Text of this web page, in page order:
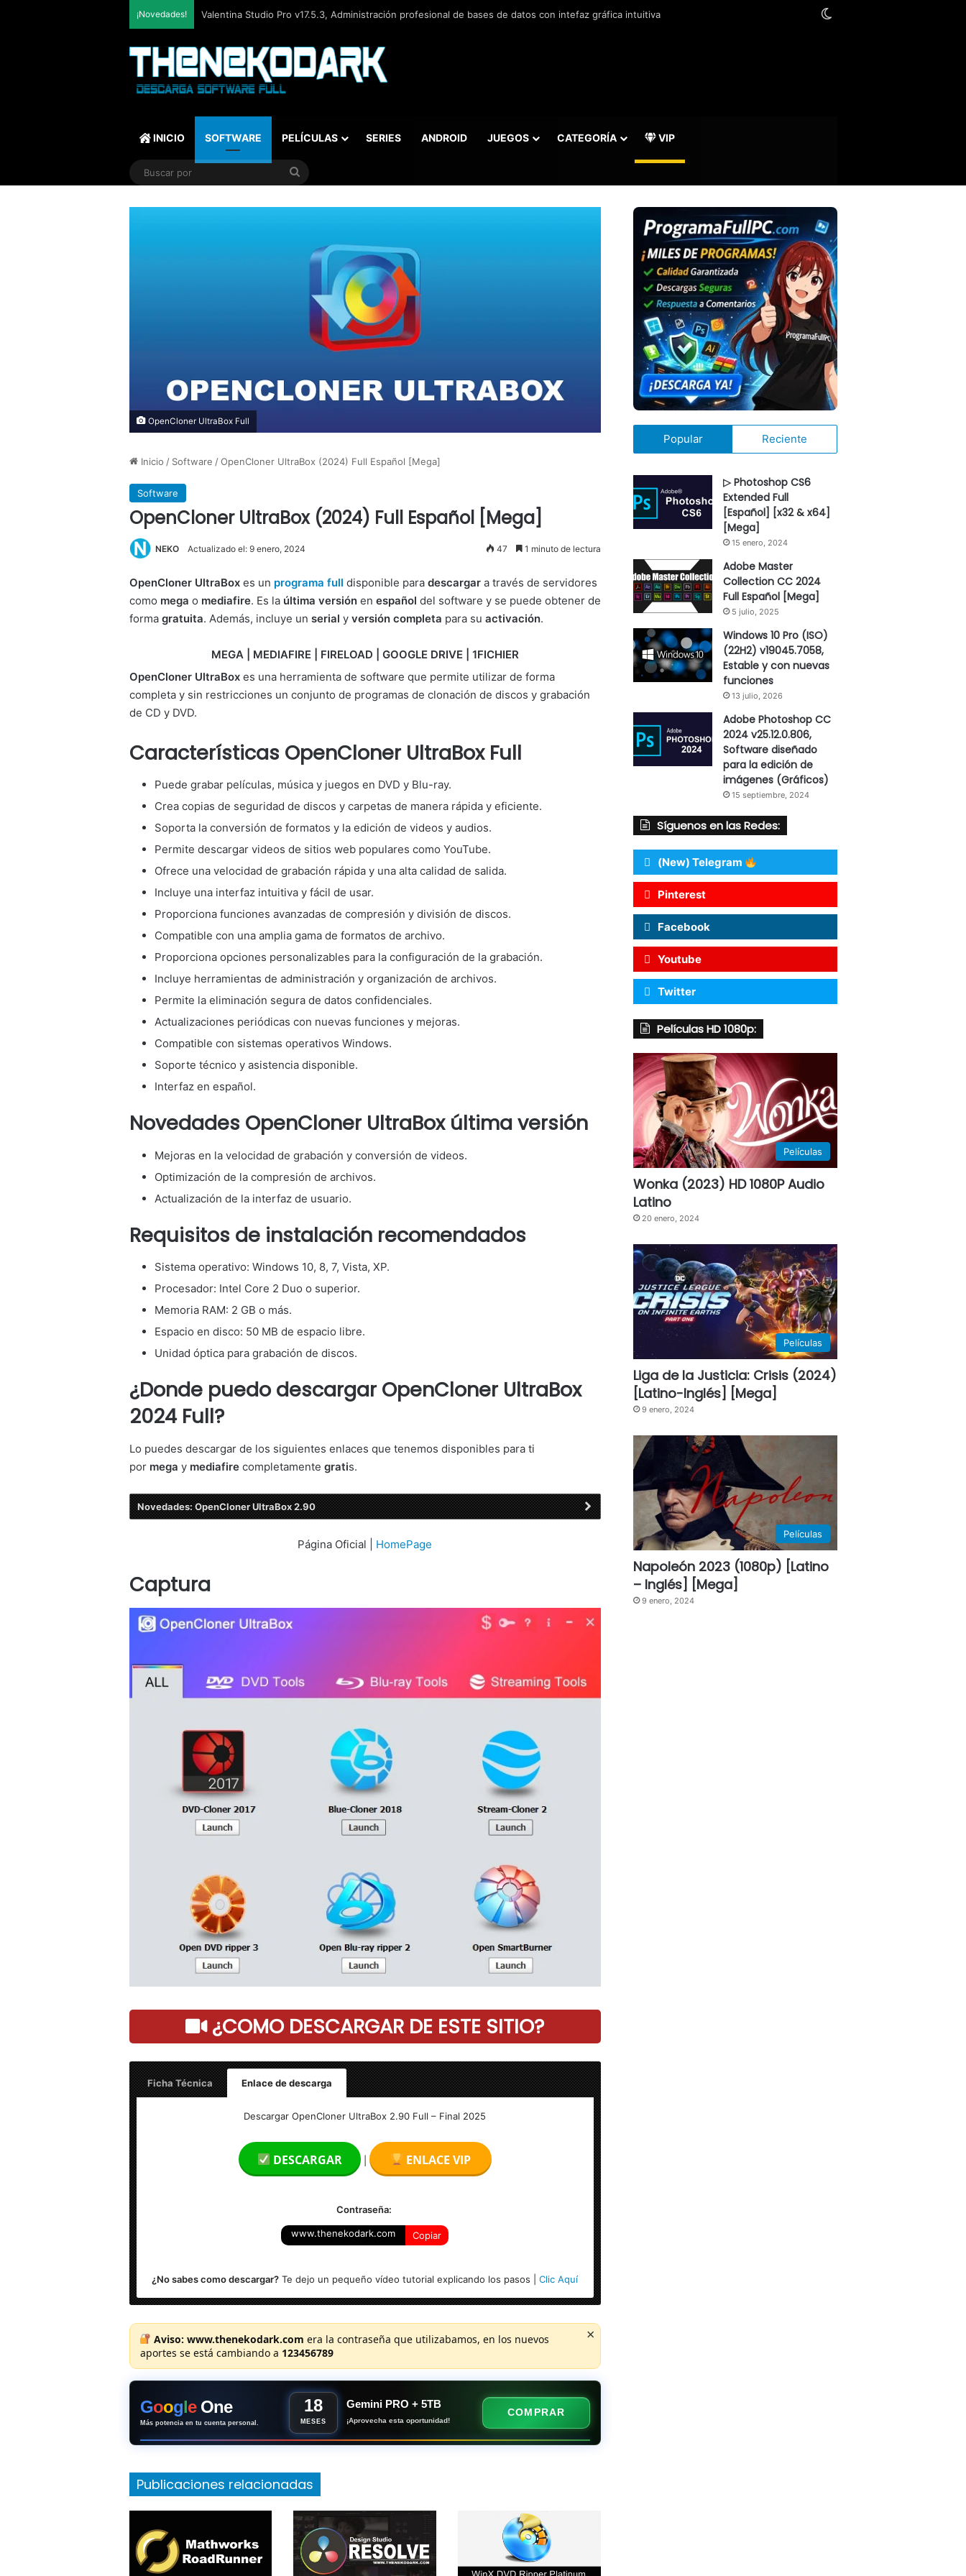
¡Novedades! SQLite Expert Professional v5.5.42.658, Administra bases de datos de la manera más fácil y rápida
INICIO SOFTWARE PELÍCULAS SERIES ANDROID JUEGOS CATEGORÍA VIP
Buscar
OpenCloner UltraBox Full
Inicio / Software / OpenCloner UltraBox (2024) Full Español [Mega]
Software
OpenCloner UltraBox (2024) Full Español [Mega]
NEKO Actualizado el: 9 enero, 2024 47 1 minuto de lectura
OpenCloner UltraBoxes un programa full disponible para descargara través de servidores
como mega o mediafire. Es la última versiónen español del software y se puede obtener de
forma gratuita. Además, incluye un serial yversión completa para su activación.
MEGA | MEDIAFIRE | FIRELOAD | GOOGLE DRIVE | 1FICHIER
OpenCloner UltraBox es una herramienta de software que permite utilizar de forma
completa y sin restricciones un conjunto de programas de clonación de discos y grabación
de CD y DVD.
Características OpenCloner UltraBox Full
Puede grabar películas, música y juegos en DVD y Blu-ray.
Crea copias de seguridad de discos y carpetas de manera rápida y eficiente.
Soporta la conversión de formatos y la edición de videos y audios.
Permite descargar videos de sitios web populares como YouTube.
Ofrece una velocidad de grabación rápida y una alta calidad de salida.
Incluye una interfaz intuitiva y fácil de usar.
Proporciona funciones avanzadas de compresión y división de discos.
Compatible con una amplia gama de formatos de archivo.
Proporciona opciones personalizables para la configuración de la grabación.
Incluye herramientas de administración y organización de archivos.
Permite la eliminación segura de datos confidenciales.
Actualizaciones periódicas con nuevas funciones y mejoras.
Compatible con sistemas operativos Windows.
Soporte técnico y asistencia disponible.
Interfaz en español.
Novedades OpenCloner UltraBox última versión
Mejoras en la velocidad de grabación y conversión de videos.
Optimización de la compresión de archivos.
Actualización de la interfaz de usuario.
Requisitos de instalación recomendados
Sistema operativo: Windows 10, 8, 7, Vista, XP.
Procesador: Intel Core 2 Duo o superior.
Memoria RAM: 2 GB o más.
Espacio en disco: 50 MB de espacio libre.
Unidad óptica para grabación de discos.
¿Donde puedo descargar OpenCloner UltraBox
2024 Full?
Lo puedes descargar de los siguientes enlaces que tenemos disponibles para ti
por mega y mediafirecompletamente gratis.
Novedades: OpenCloner UltraBox 2.90
Página Oficial | HomePage
Captura
¿COMO DESCARGAR DE ESTE SITIO?
Ficha Técnica
Enlace de descarga
Idioma: Multilenguaje (Español)
Sistema Operativo: Windows (x86 & x64-bits)
Descargar OpenCloner UltraBox 2.90 Full – Final 2025
DESCARGAR | ENLACE VIP
Contraseña:
www.thenekodark.com Copiar
¿No sabes como descargar? Te dejo un pequeño vídeo tutorial explicando los pasos |Clic Aquí
Aviso: www.thenekodark.com era la contraseña que utilizabamos, en los nuevos
aportes se está cambiando a 123456789
×
Google One
Más potencia en tu cuenta personal.
18
MESES
Gemini PRO + 5TB
¡Aprovecha esta oportunidad!
COMPRAR
Publicaciones relacionadas
Popular Reciente
▷ Photoshop CS6
Extended Full
[Español] [x32 & x64]
[Mega]
15 enero, 2024
Adobe Master
Collection CC 2024
Full Español [Mega]
5 julio, 2025
Windows 10 Pro (ISO)
(22H2) v19045.7058,
Estable y con nuevas
funciones
13 julio, 2026
Adobe Photoshop CC
2024 v25.12.0.806,
Software diseñado
para la edición de
imágenes (Gráficos)
15 septiembre, 2024
Síguenos en las Redes:
(New) Telegram
Pinterest
Facebook
Youtube
Twitter
Películas HD 1080p:
Películas
Wonka (2023) HD 1080P Audio
Latino
20 enero, 2024
Películas
Liga de la Justicia: Crisis (2024)
[Latino-Inglés] [Mega]
9 enero, 2024
Películas
Napoleón 2023 (1080p) [Latino
– Inglés] [Mega]
9 enero, 2024